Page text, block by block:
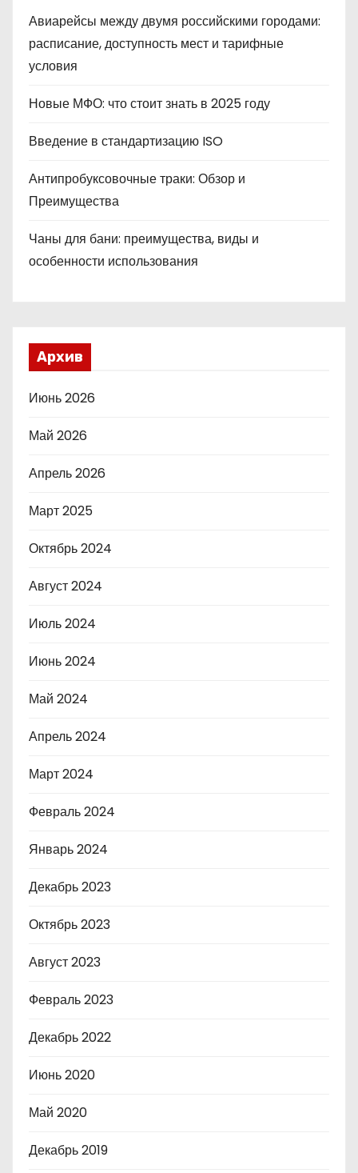
Авиарейсы между двумя российскими городами:
расписание, доступность мест и тарифные
условия
Новые МФО: что стоит знать в 2025 году
Введение в стандартизацию ISO
Антипробуксовочные траки: Обзор и
Преимущества
Чаны для бани: преимущества, виды и
особенности использования
Архив
Июнь 2026
Май 2026
Апрель 2026
Март 2025
Октябрь 2024
Август 2024
Июль 2024
Июнь 2024
Май 2024
Апрель 2024
Март 2024
Февраль 2024
Январь 2024
Декабрь 2023
Октябрь 2023
Август 2023
Февраль 2023
Декабрь 2022
Июнь 2020
Май 2020
Декабрь 2019